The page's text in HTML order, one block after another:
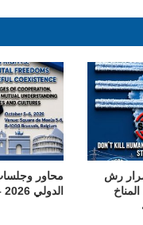
رش
محاور
الدولي 2026 – منظمة الدرع الدولية